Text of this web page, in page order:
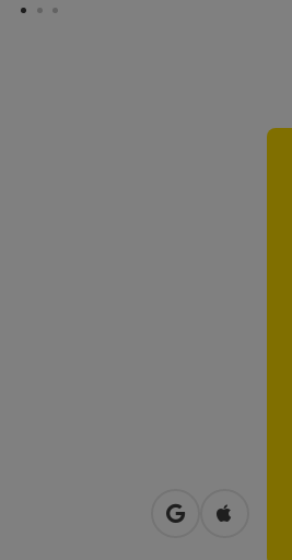
in Google
in